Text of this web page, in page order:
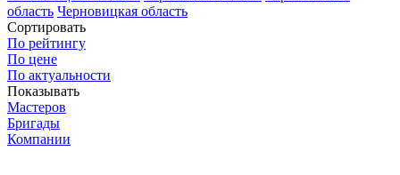
область Черновицкая область
Сортировать
По рейтингу
По цене
По актуальности
Показывать
Мастеров
Бригады
Компании